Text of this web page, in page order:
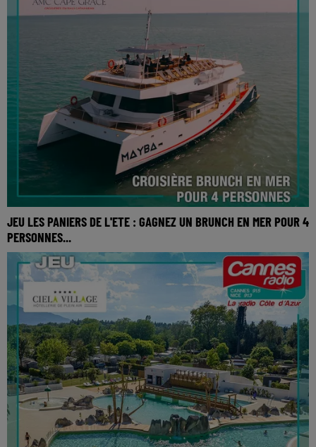
JEU LES PANIERS DE L'ETE : GAGNEZ UN BRUNCH EN MER POUR 4
PERSONNES...